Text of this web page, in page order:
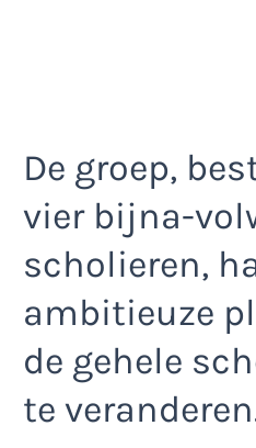
De groep,
vier bijna-
scholieren,
ambitieuze
de gehele
te